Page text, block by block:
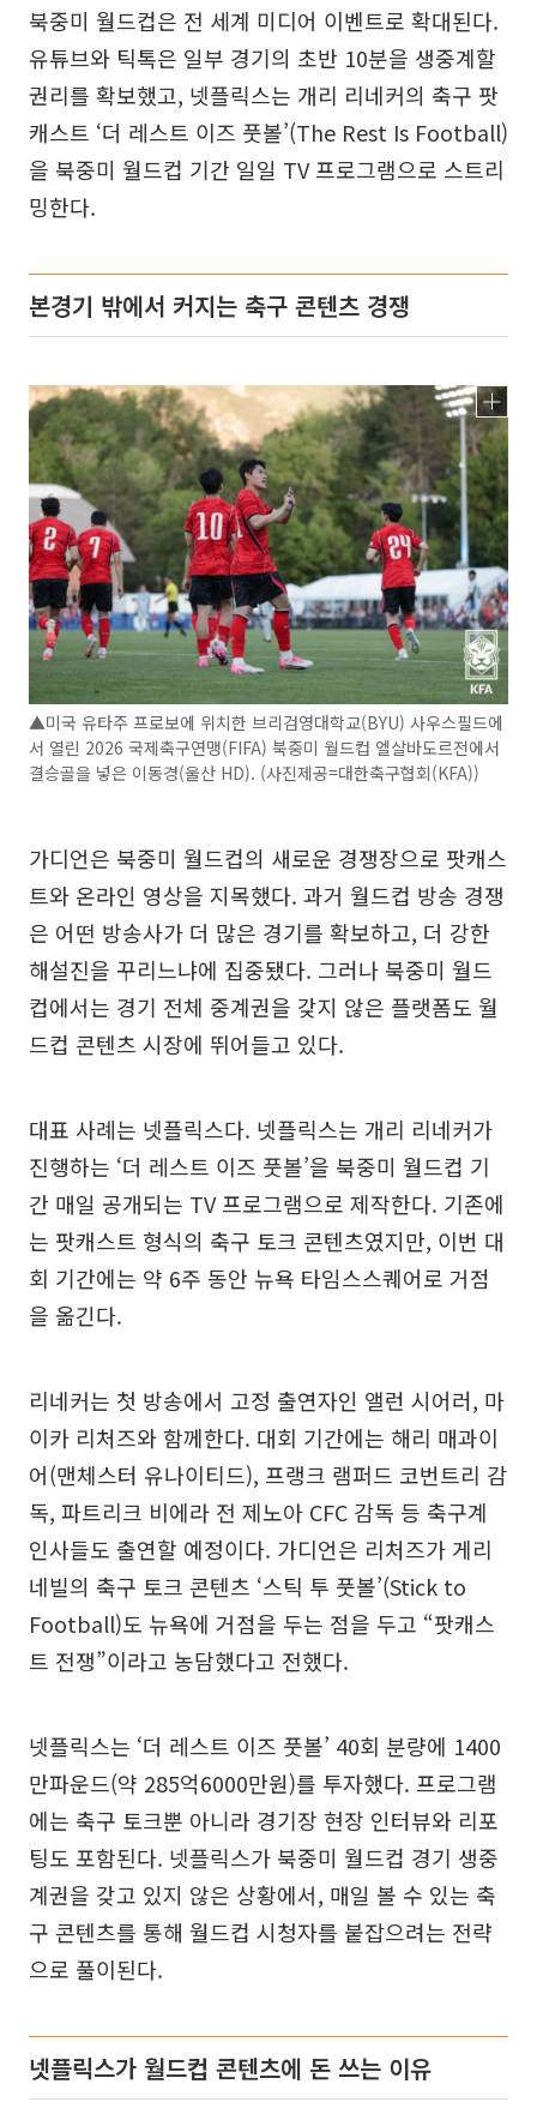
북중미 월드컵은 전 세계 미디어 이벤트로 확대된다.
유튜브와 틱톡은 일부 경기의 초반 10분을 생중계할
권리를 확보했고, 넷플릭스는 개리 리네커의 축구 팟
캐스트 ‘더 레스트 이즈 풋볼’(The Rest Is Football)
을 북중미 월드컵 기간 일일 TV 프로그램으로 스트리
밍한다.
본경기 밖에서 커지는 축구 콘텐츠 경쟁
▲미국 유타주 프로보에 위치한 브리검영대학교(BYU) 사우스필드에
서 열린 2026 국제축구연맹(FIFA) 북중미 월드컵 엘살바도르전에서
결승골을 넣은 이동경(울산 HD). (사진제공=대한축구협회(KFA))
가디언은 북중미 월드컵의 새로운 경쟁장으로 팟캐스
트와 온라인 영상을 지목했다. 과거 월드컵 방송 경쟁
은 어떤 방송사가 더 많은 경기를 확보하고, 더 강한
해설진을 꾸리느냐에 집중됐다. 그러나 북중미 월드
컵에서는 경기 전체 중계권을 갖지 않은 플랫폼도 월
드컵 콘텐츠 시장에 뛰어들고 있다.
대표 사례는 넷플릭스다. 넷플릭스는 개리 리네커가
진행하는 ‘더 레스트 이즈 풋볼’을 북중미 월드컵 기
간 매일 공개되는 TV 프로그램으로 제작한다. 기존에
는 팟캐스트 형식의 축구 토크 콘텐츠였지만, 이번 대
회 기간에는 약 6주 동안 뉴욕 타임스스퀘어로 거점
을 옮긴다.
리네커는 첫 방송에서 고정 출연자인 앨런 시어러, 마
이카 리처즈와 함께한다. 대회 기간에는 해리 매과이
어(맨체스터 유나이티드), 프랭크 램퍼드 코번트리 감
독, 파트리크 비에라 전 제노아 CFC 감독 등 축구계
인사들도 출연할 예정이다. 가디언은 리처즈가 게리
네빌의 축구 토크 콘텐츠 ‘스틱 투 풋볼’(Stick to
Football)도 뉴욕에 거점을 두는 점을 두고 “팟캐스
트 전쟁”이라고 농담했다고 전했다.
넷플릭스는 ‘더 레스트 이즈 풋볼’ 40회 분량에 1400
만파운드(약 285억6000만원)를 투자했다. 프로그램
에는 축구 토크뿐 아니라 경기장 현장 인터뷰와 리포
팅도 포함된다. 넷플릭스가 북중미 월드컵 경기 생중
계권을 갖고 있지 않은 상황에서, 매일 볼 수 있는 축
구 콘텐츠를 통해 월드컵 시청자를 붙잡으려는 전략
으로 풀이된다.
넷플릭스가 월드컵 콘텐츠에 돈 쓰는 이유